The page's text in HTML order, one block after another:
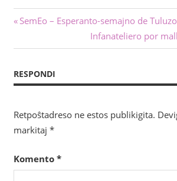
Navigado
tra
afiŝoj
Antaŭa
SemEo – Esperanto-semajno de Tuluzo
Sekva
afiŝo:
Infanateliero por
RESPONDI
Retpoŝtadreso ne estos publikigita.
markitaj *
Komento *